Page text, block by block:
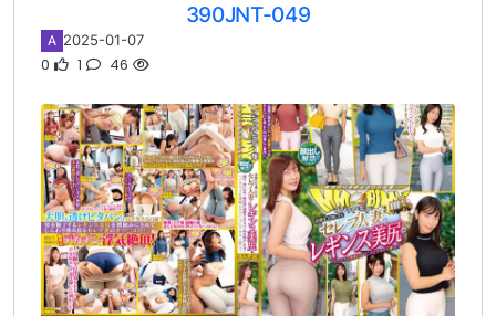
390JNT-049
A 2025-01-07
0 1 46